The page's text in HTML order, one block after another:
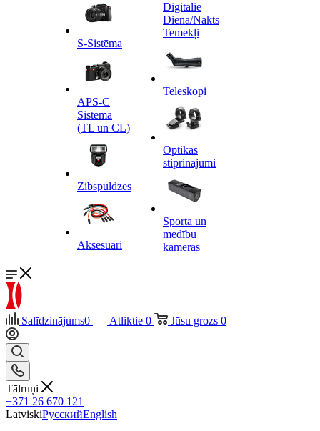
S-Sistēma
APS-C
Sistēma
(TL un CL)
Zibspuldzes
Aksesuāri
Digitalie
Diena/Nakts
Temekļi
Teleskopi
Optikas
stiprinajumi
Sporta un
medību
kameras
Salīdzinājums0 Atliktie 0 Jūsu grozs 0
Tālruņi
+371 26 670 121
LatviskiРусскийEnglish